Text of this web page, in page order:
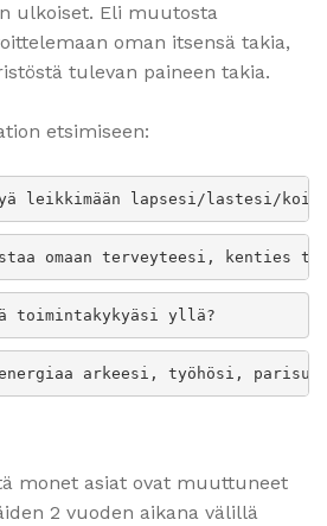
ulkoiset. Eli muutosta
oman itsensä takia,
tulevan paineen takia.
etsimiseen:
leikkimään lapsesi/lastesi/
omaan terveyteesi, kenties
toimintakykyäsi yllä?
arkeesi, työhösi,
monet asiat ovat muuttuneet
2 vuoden aikana välillä